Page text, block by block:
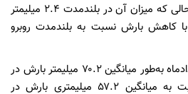
میلیمتر بارش ثبت شده، در حالی که میزان آن در بلندمدت ۲.۴ میلیمتر
۶۰.۱ درصد با کاهش بارش نسبت به بلندمدت روبرو
از ابتدای فصل جاری تا ۹ خردادماه به‌طور میانگین ۷۰.۲ میلیمتر بارش در
کشور دریافت شده که نسبت به میانگین ۵۷.۲ میلیمتری بارش در